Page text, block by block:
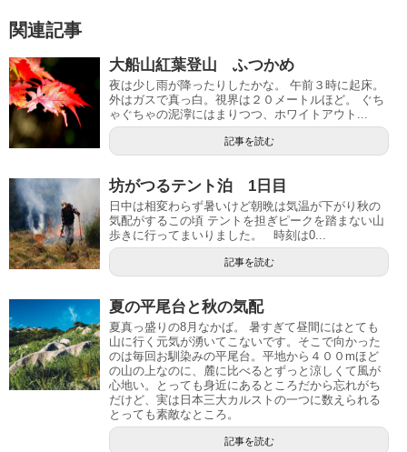
関連記事
大船山紅葉登山 ふつかめ
夜は少し雨が降ったりしたかな。 午前３時に起床。
外はガスで真っ白。視界は２０メートルほど。 ぐち
ゃぐちゃの泥濘にはまりつつ、ホワイトアウト...
記事を読む
坊がつるテント泊 1日目
日中は相変わらず暑いけど朝晩は気温が下がり秋の
気配がするこの頃 テントを担ぎピークを踏まない山
歩きに行ってまいりました。 時刻は0...
記事を読む
夏の平尾台と秋の気配
夏真っ盛りの8月なかば。 暑すぎて昼間にはとても
山に行く元気が湧いてこないです。そこで向かった
のは毎回お馴染みの平尾台。平地から４００mほど
の山の上なのに、麓に比べるとずっと涼しくて風が
心地い。とっても身近にあるところだから忘れがち
だけど、実は日本三大カルストの一つに数えられる
とっても素敵なところ。
記事を読む